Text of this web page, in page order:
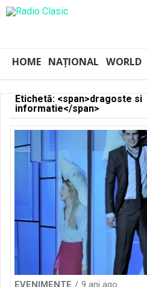
HOME NAȚIONAL WORLD
Etichetă: <span>dragoste si
informatie</span>
EVENIMENTE
9 ani ago